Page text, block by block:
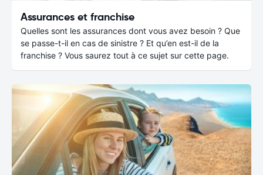
Assurances et franchise
Quelles sont les assurances dont vous avez besoin ? Que
se passe-t-il en cas de sinistre ? Et qu’en est-il de la
franchise ? Vous saurez tout à ce sujet sur cette page.